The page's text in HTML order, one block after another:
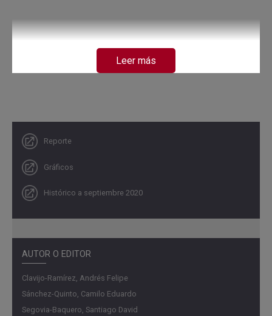
Reporte
Gráficos
Histórico a septiembre 2020
AUTOR O EDITOR
Clavijo-Ramírez, Andrés Felipe
Sánchez-Quinto, Camilo Eduardo
Segovia-Baquero, Santiago David
Leer más